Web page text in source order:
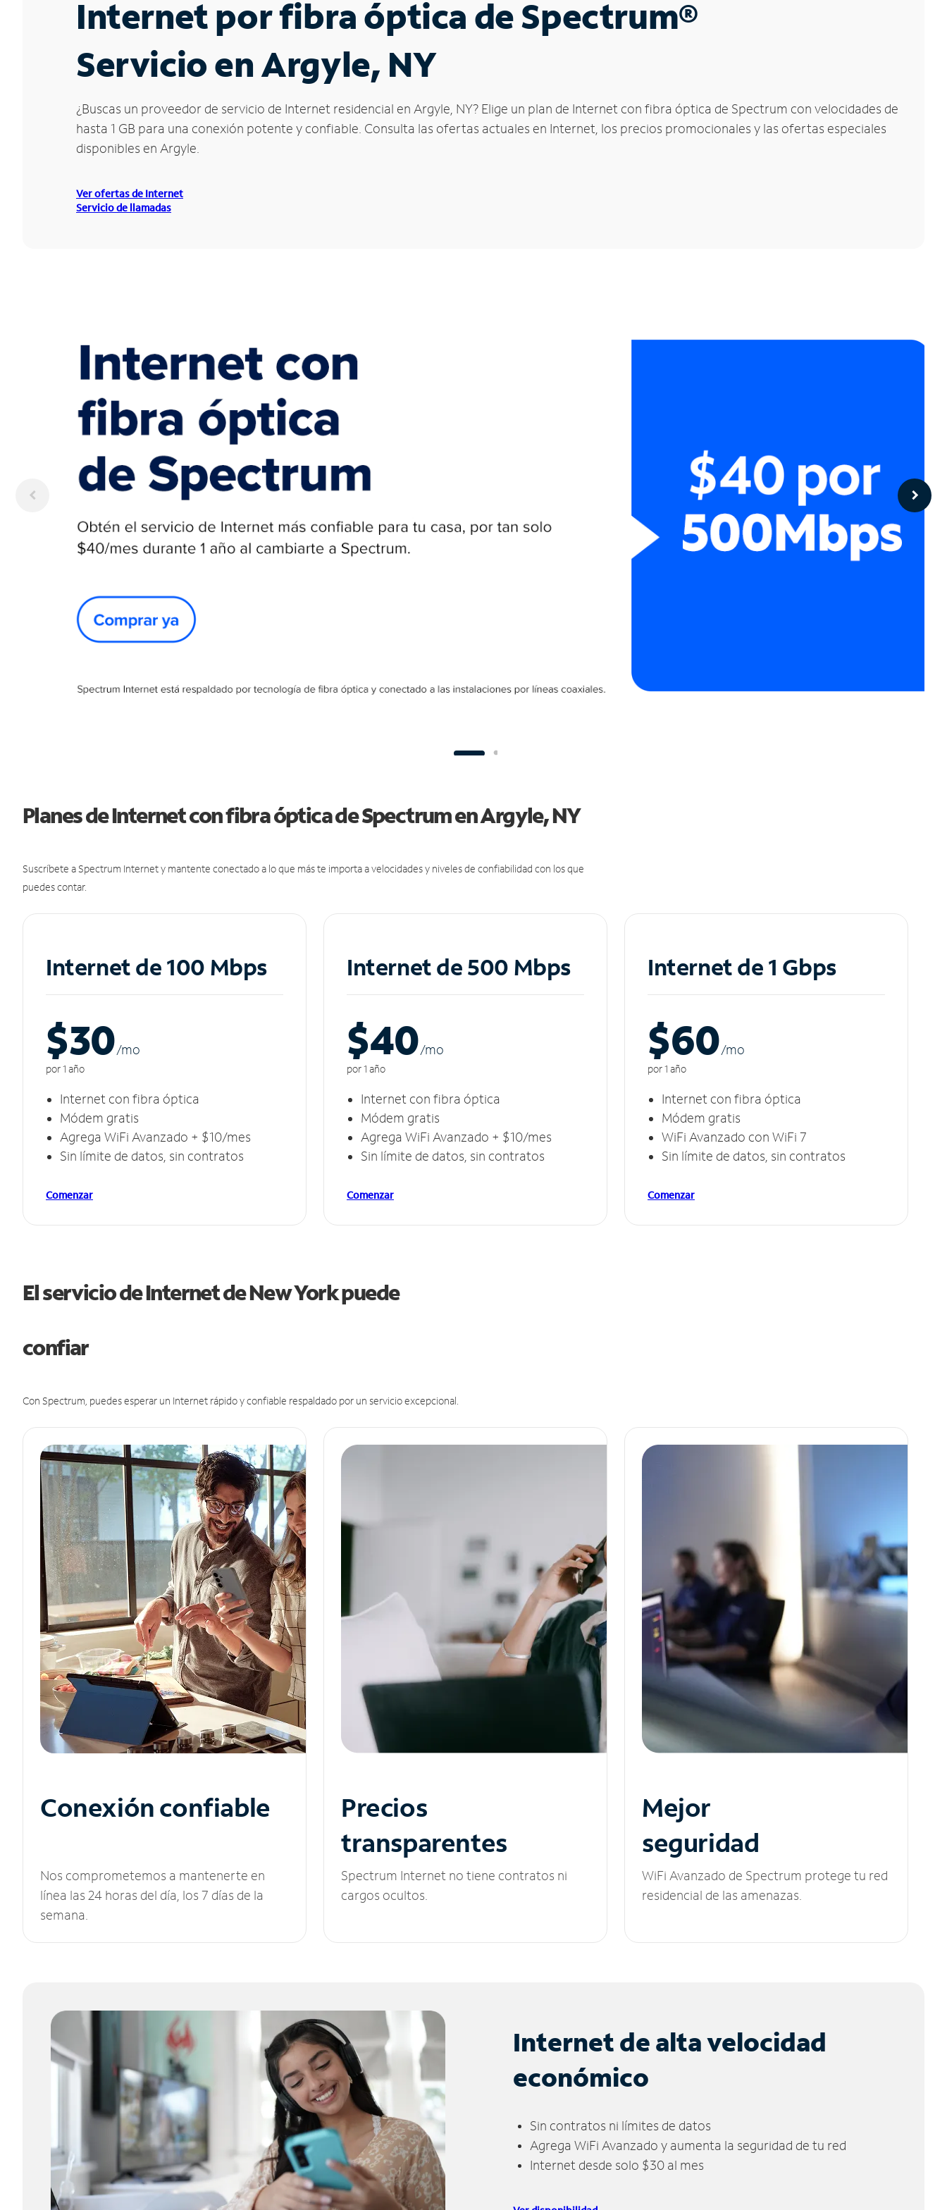
Internet por fibra óptica de Spectrum®
Servicio en Argyle, NY
¿Buscas un proveedor de servicio de Internet residencial en Argyle, NY? Elige un plan de Internet con fibra óptica de Spectrum con velocidades de
hasta 1 GB para una conexión potente y confiable. Consulta las ofertas actuales en Internet, los precios promocionales y las ofertas especiales
disponibles en Argyle.
Ver ofertas de Internet
Servicio de llamadas
Planes de Internet con fibra óptica de Spectrum en Argyle, NY
Suscríbete a Spectrum Internet y mantente conectado a lo que más te importa a velocidades y niveles de confiabilidad con los que
puedes contar.
Internet de 100 Mbps
$30/mo
por 1 año
Internet con fibra óptica
Módem gratis
Agrega WiFi Avanzado + $10/mes
Sin límite de datos, sin contratos
Comenzar
Internet de 500 Mbps
$40/mo
por 1 año
Internet con fibra óptica
Módem gratis
Agrega WiFi Avanzado + $10/mes
Sin límite de datos, sin contratos
Comenzar
Internet de 1 Gbps
$60/mo
por 1 año
Internet con fibra óptica
Módem gratis
WiFi Avanzado con WiFi 7
Sin límite de datos, sin contratos
Comenzar
El servicio de Internet de New York puede
confiar
Con Spectrum, puedes esperar un Internet rápido y confiable respaldado por un servicio excepcional.
Conexión confiable
Nos comprometemos a mantenerte en
línea las 24 horas del día, los 7 días de la
semana.
Precios
transparentes
Spectrum Internet no tiene contratos ni
cargos ocultos.
Mejor
seguridad
WiFi Avanzado de Spectrum protege tu red
residencial de las amenazas.
Internet de alta velocidad
económico
Sin contratos ni límites de datos
Agrega WiFi Avanzado y aumenta la seguridad de tu red
Internet desde solo $30 al mes